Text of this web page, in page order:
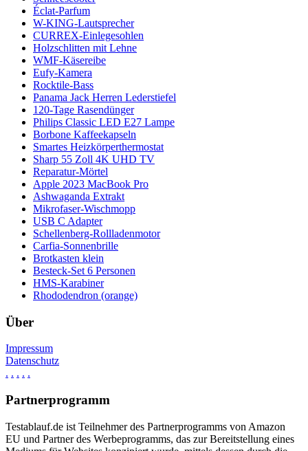
Éclat-Parfum
W-KING-Lautsprecher
CURREX-Einlegesohlen
Holzschlitten mit Lehne
WMF-Käsereibe
Eufy-Kamera
Rocktile-Bass
Panama Jack Herren Lederstiefel
120-Tage Rasendünger
Philips Classic LED E27 Lampe
Borbone Kaffeekapseln
Smartes Heizkörperthermostat
Sharp 55 Zoll 4K UHD TV
Reparatur-Mörtel
Apple 2023 MacBook Pro
Ashwaganda Extrakt
Mikrofaser-Wischmopp
USB C Adapter
Schellenberg-Rollladenmotor
Carfia-Sonnenbrille
Brotkasten klein
Besteck-Set 6 Personen
HMS-Karabiner
Rhododendron (orange)
Über
Impressum
Datenschutz
. . . . .
Partnerprogramm
Testablauf.de ist Teilnehmer des Partnerprogramms von Amazon
EU und Partner des Werbeprogramms, das zur Bereitstellung eines